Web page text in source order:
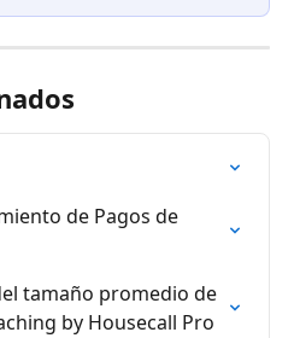
de Pagos de
tamaño promedio de
by Housecall Pro